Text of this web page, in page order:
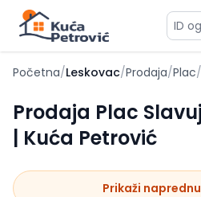
ID
Početna/Leskovac/Prodaja/Plac/
Prodaja Plac
| Kuća Petrović
Prikaži